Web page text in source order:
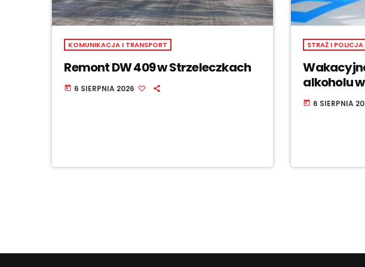
KOMUNIKACJA I TRANSPORT
Remont DW 409 w Strzeleczkach
today 6 SIERPNIA 2026
STRAŻ I POLICJA
alkoholu
today 6 SIERPNIA